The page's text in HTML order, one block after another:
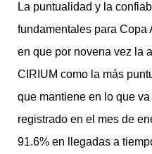
La puntualidad y la
fundamentales para Copa
en que por novena vez la
CIRIUM como la más
que mantiene en lo que
registrado en el mes de
91.6% en llegadas a